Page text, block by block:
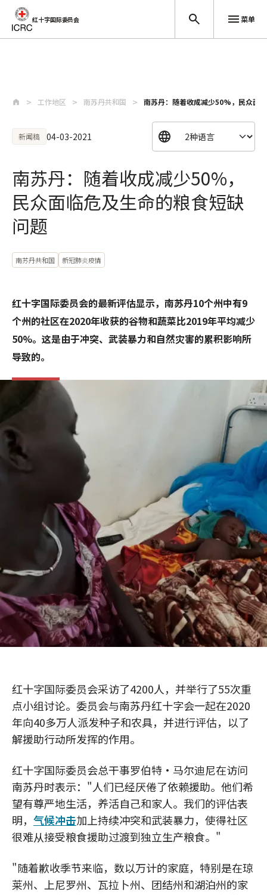
红十字国际委员会 菜单
工作地区 南苏丹共和国 南苏丹：随着收成减少50%，民众面
新闻稿 04-03-2021
南苏丹：随着收成减少50%，
民众面临危及生命的粮食短缺
问题
南苏丹共和国 新冠肺炎疫情
红十字国际委员会的最新评估显示，南苏丹10个州中有9
个州的社区在2020年收获的谷物和蔬菜比2019年平均减少
50%。这是由于冲突、武装暴力和自然灾害的累积影响所
导致的。
红十字国际委员会采访了4200人，并举行了55次重
点小组讨论。委员会与南苏丹红十字会一起在2020
年向40多万人派发种子和农具，并进行评估，以了
解援助行动所发挥的作用。
红十字国际委员会总干事罗伯特·马尔迪尼在访问
南苏丹时表示："人们已经厌倦了依赖援助。他们希
望有尊严地生活，养活自己和家人。我们的评估表
明， 气候冲击加上持续冲突和武装暴力，使得社区
很难从接受粮食援助过渡到独立生产粮食。"
"随着歉收季节来临，数以万计的家庭，特别是在琼
莱州、上尼罗州、瓦拉卜州、团结州和湖泊州的家